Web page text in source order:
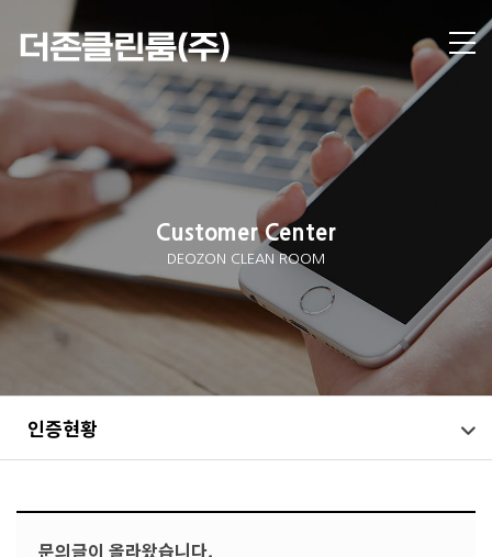
Customer Center
DEOZON CLEAN ROOM
인증현황
문의글이 올라왔습니다.